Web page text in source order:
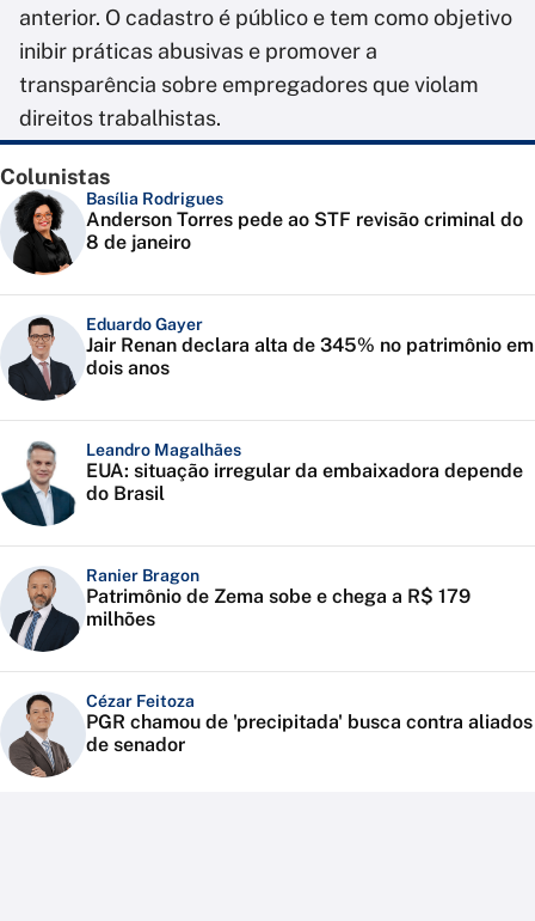
anterior. O cadastro é público e tem como objetivo
inibir práticas abusivas e promover a
transparência sobre empregadores que violam
direitos trabalhistas.
Colunistas
Basília Rodrigues
Anderson Torres pede ao STF revisão criminal do
8 de janeiro
Eduardo Gayer
Jair Renan declara alta de 345% no patrimônio em
dois anos
Leandro Magalhães
EUA: situação irregular da embaixadora depende
do Brasil
Ranier Bragon
Patrimônio de Zema sobe e chega a R$ 179
milhões
Cézar Feitoza
PGR chamou de 'precipitada' busca contra aliados
de senador